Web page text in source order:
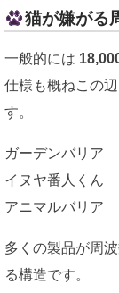
猫が嫌がる
一般的には
仕様も概ねこの
す。
ガーデンバリア
イヌヤ番人くん
アニマルバリア
多くの製品が周
る構造です。